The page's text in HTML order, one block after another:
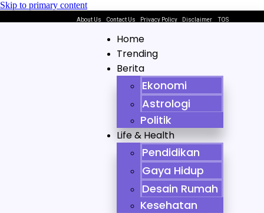
Skip to primary content
About Us Contact Us Privacy Policy DisclaimerTOS
Home
Trending
Berita
Ekonomi
Astrologi
Politik
Life & Health
Pendidikan
Gaya Hidup
Desain Rumah
Kesehatan